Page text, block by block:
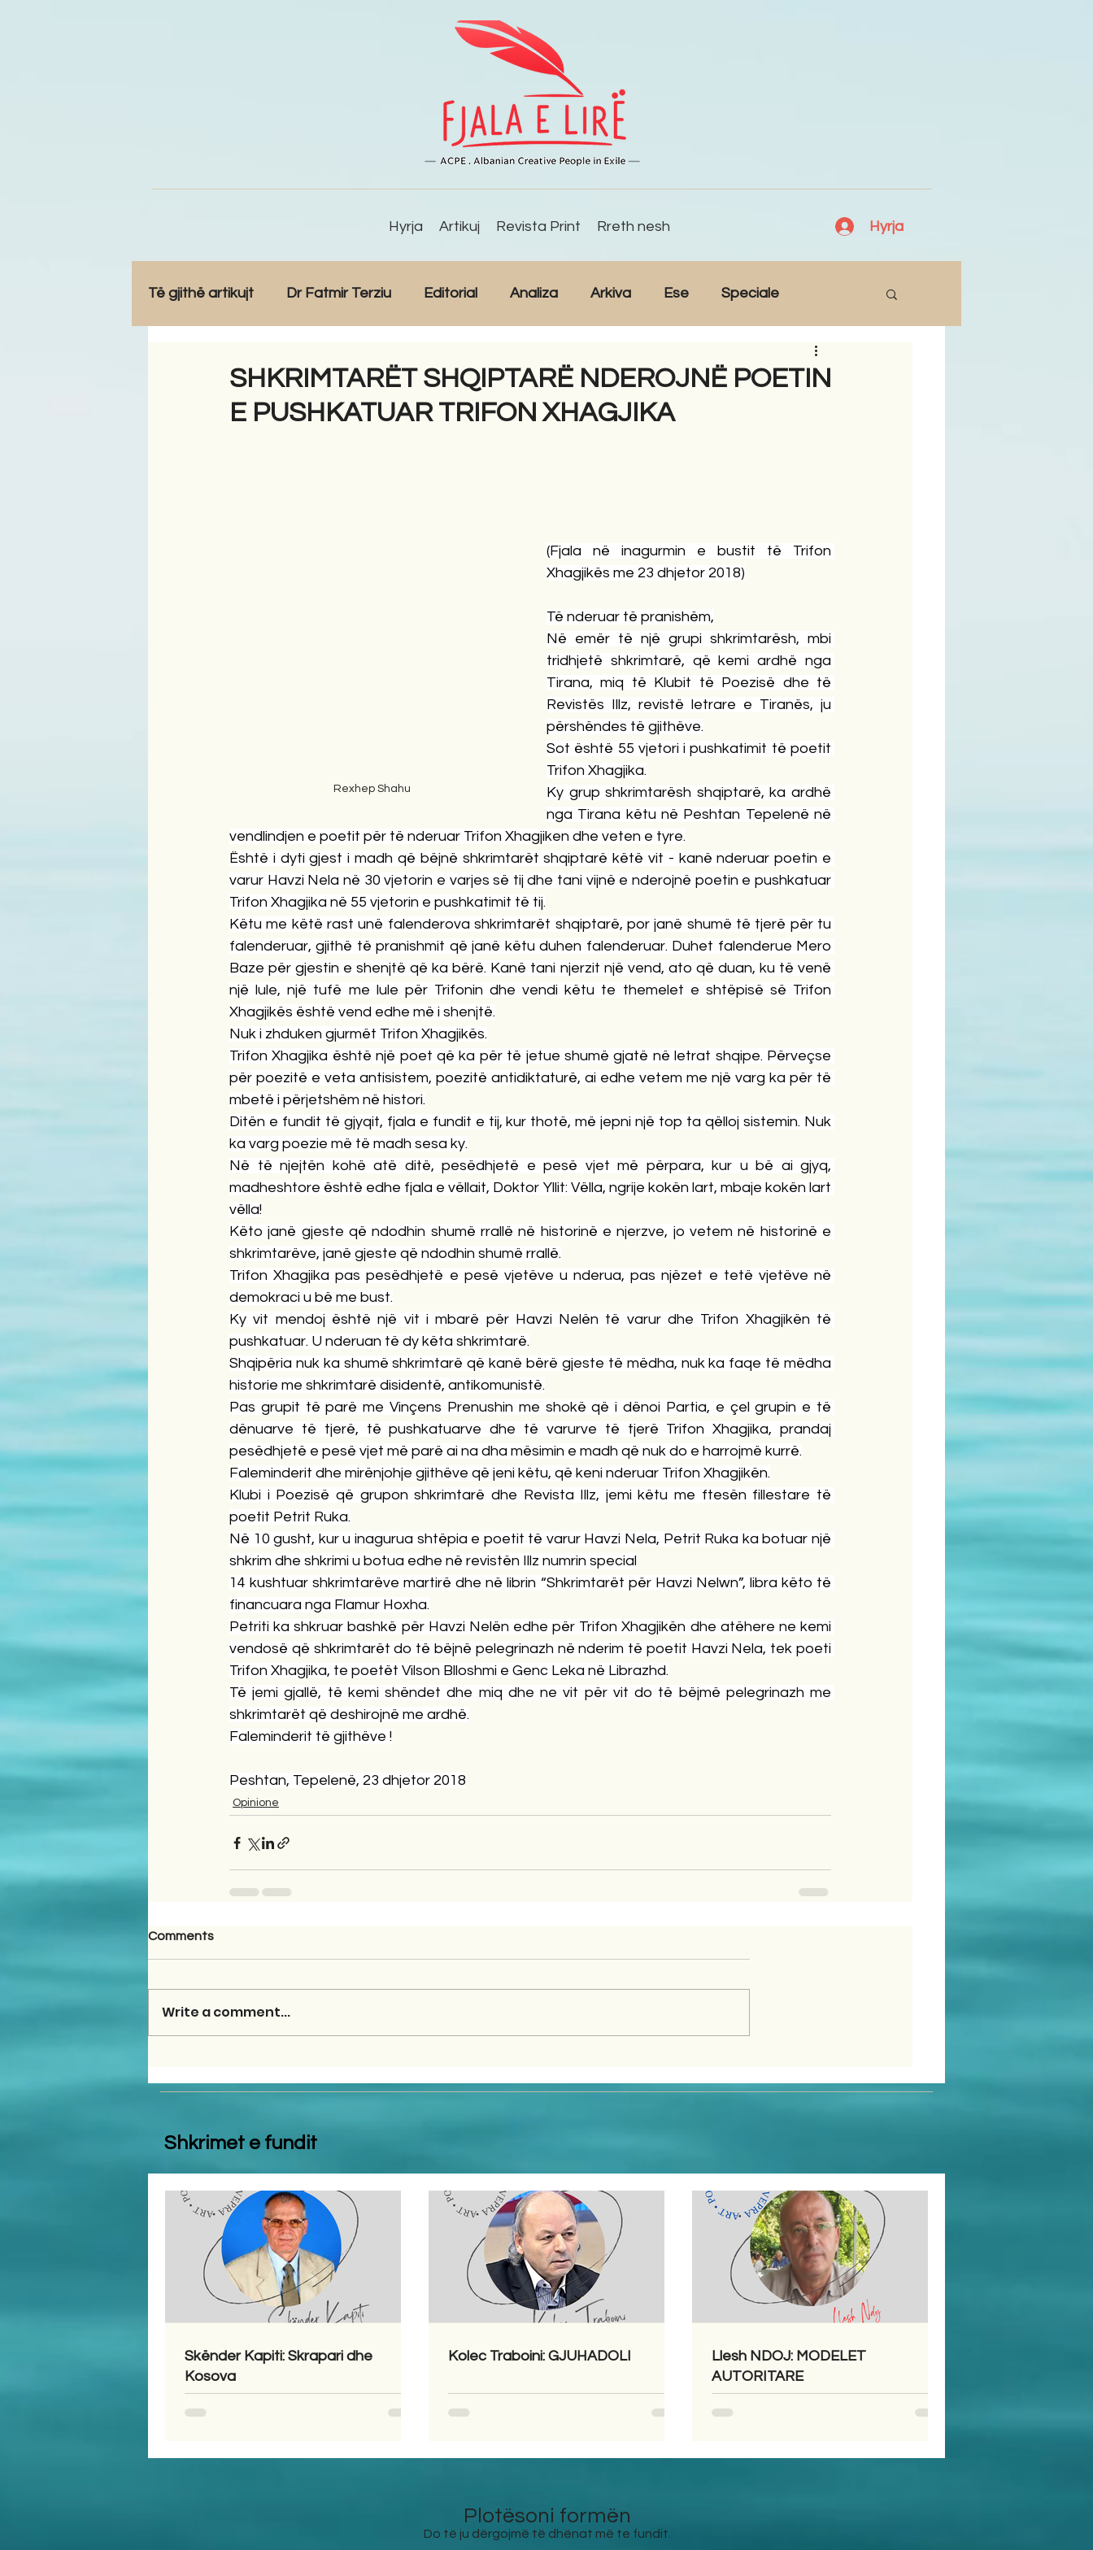
Hyrja Artikuj Revista Print Rreth nesh Hyrja
Të gjithë artikujt Dr Fatmir Terziu Editorial Analiza Arkiva Ese Speciale
Antologji Poezi Tregime Novela Romane English
SHKRIMTARËT SHQIPTARË NDEROJNË POETIN
E PUSHKATUAR TRIFON XHAGJIKA
Rexhep Shahu
(Fjala në inagurmin e bustit të Trifon
Xhagjikës me 23 dhjetor 2018)
Të nderuar të pranishëm,
Në emër të një grupi shkrimtarësh, mbi
tridhjetë shkrimtarë, që kemi ardhë nga
Tirana, miq të Klubit të Poezisë dhe të
Revistës Illz, revistë letrare e Tiranës, ju
përshëndes të gjithëve.
Sot është 55 vjetori i pushkatimit të poetit
Trifon Xhagjika.
Ky grup shkrimtarësh shqiptarë, ka ardhë
nga Tirana këtu në Peshtan Tepelenë në
vendlindjen e poetit për të nderuar Trifon Xhagjiken dhe veten e tyre.
Është i dyti gjest i madh që bëjnë shkrimtarët shqiptarë këtë vit - kanë nderuar poetin e
varur Havzi Nela në 30 vjetorin e varjes së tij dhe tani vijnë e nderojnë poetin e pushkatuar
Trifon Xhagjika në 55 vjetorin e pushkatimit të tij.
Këtu me këtë rast unë falenderova shkrimtarët shqiptarë, por janë shumë të tjerë për tu
falenderuar, gjithë të pranishmit që janë këtu duhen falenderuar. Duhet falenderue Mero
Baze për gjestin e shenjtë që ka bërë. Kanë tani njerzit një vend, ato që duan, ku të venë
një lule, një tufë me lule për Trifonin dhe vendi këtu te themelet e shtëpisë së Trifon
Xhagjikës është vend edhe më i shenjtë.
Nuk i zhduken gjurmët Trifon Xhagjikës.
Trifon Xhagjika është një poet që ka për të jetue shumë gjatë në letrat shqipe. Përveçse
për poezitë e veta antisistem, poezitë antidiktaturë, ai edhe vetem me një varg ka për të
mbetë i përjetshëm në histori.
Ditën e fundit të gjyqit, fjala e fundit e tij, kur thotë, më jepni një top ta qëlloj sistemin. Nuk
ka varg poezie më të madh sesa ky.
Në të njejtën kohë atë ditë, pesëdhjetë e pesë vjet më përpara, kur u bë ai gjyq,
madheshtore është edhe fjala e vëllait, Doktor Yllit: Vëlla, ngrije kokën lart, mbaje kokën lart
vëlla!
Këto janë gjeste që ndodhin shumë rrallë në historinë e njerzve, jo vetem në historinë e
shkrimtarëve, janë gjeste që ndodhin shumë rrallë.
Trifon Xhagjika pas pesëdhjetë e pesë vjetëve u nderua, pas njëzet e tetë vjetëve në
demokraci u bë me bust.
Ky vit mendoj është një vit i mbarë për Havzi Nelën të varur dhe Trifon Xhagjikën të
pushkatuar. U nderuan të dy këta shkrimtarë.
Shqipëria nuk ka shumë shkrimtarë që kanë bërë gjeste të mëdha, nuk ka faqe të mëdha
historie me shkrimtarë disidentë, antikomunistë.
Pas grupit të parë me Vinçens Prenushin me shokë që i dënoi Partia, e çel grupin e të
dënuarve të tjerë, të pushkatuarve dhe të varurve të tjerë Trifon Xhagjika, prandaj
pesëdhjetë e pesë vjet më parë ai na dha mësimin e madh që nuk do e harrojmë kurrë.
Faleminderit dhe mirënjohje gjithëve që jeni këtu, që keni nderuar Trifon Xhagjikën.
Klubi i Poezisë që grupon shkrimtarë dhe Revista Illz, jemi këtu me ftesën fillestare të
poetit Petrit Ruka.
Në 10 gusht, kur u inagurua shtëpia e poetit të varur Havzi Nela, Petrit Ruka ka botuar një
shkrim dhe shkrimi u botua edhe në revistën Illz numrin special
14 kushtuar shkrimtarëve martirë dhe në librin “Shkrimtarët për Havzi Nelwn”, libra këto të
financuara nga Flamur Hoxha.
Petriti ka shkruar bashkë për Havzi Nelën edhe për Trifon Xhagjikën dhe atëhere ne kemi
vendosë që shkrimtarët do të bëjnë pelegrinazh në nderim të poetit Havzi Nela, tek poeti
Trifon Xhagjika, te poetët Vilson Blloshmi e Genc Leka në Librazhd.
Të jemi gjallë, të kemi shëndet dhe miq dhe ne vit për vit do të bëjmë pelegrinazh me
shkrimtarët që deshirojnë me ardhë.
Faleminderit të gjithëve !
Peshtan, Tepelenë, 23 dhjetor 2018
Opinione
Comments
Write a comment...
Shkrimet e fundit
Skënder Kapiti: Skrapari dhe
Kosova
Kolec Traboini: GJUHADOLI
Llesh NDOJ: MODELET
AUTORITARE
Plotësoni formën
Do të ju dërgojmë të dhënat më te fundit.